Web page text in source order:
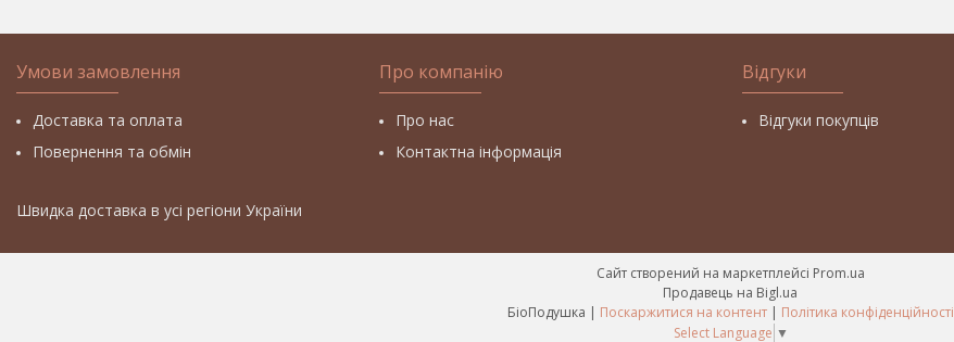
Умови замовлення
Доставка та оплата
Повернення та обмін
Про компанію
Про нас
Контактна інформація
Відгуки
Відгуки покупців
Швидка доставка в усі регіони України
Сайт створений на маркетплейсі Prom.ua
Продавець на Bigl.ua
БіоПодушка | Поскаржитися на контент | Політика конфіденційності
Select Language ▼